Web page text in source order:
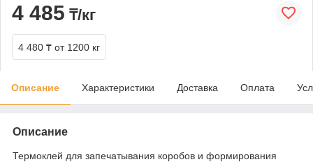
4 485 ₸/кг
4 480 ₸ от 1200 кг
Описание Характеристики Доставка Оплата
Описание
Термоклей для запечатывания коробов и формирования